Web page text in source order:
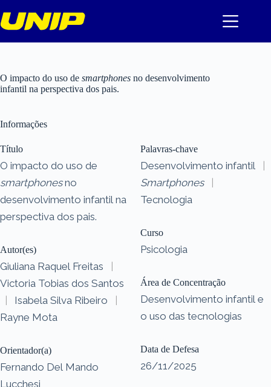
para
o
O impacto do uso de smartphones no desenvolvimento
infantil na perspectiva dos pais.
Informações
Título
O impacto do uso de
smartphonesno
desenvolvimento infantil na
perspectiva dos pais.
Autor(es)
Giuliana Raquel Freitas
|
Victoria Tobias dos Santos
|
Isabela Silva Ribeiro
|
Rayne Mota
Orientador(a)
Fernando Del Mando
Lucchesi
Palavras-chave
Desenvolvimento infantil
|
Smartphones
|
Tecnologia
Curso
Psicologia
Área de Concentração
Desenvolvimento infantil e
o uso das tecnologias
Data de Defesa
26/11/2025